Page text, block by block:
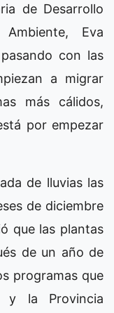
de Desarrollo
Eva
con las
a migrar
más cálidos,
por empezar
de lluvias las
de diciembre
que las plantas
de un año de
programas que
y la Provincia